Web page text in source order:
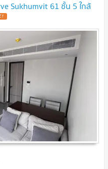
Sukhumvit 61 ชั้น 5 ใกล้
!